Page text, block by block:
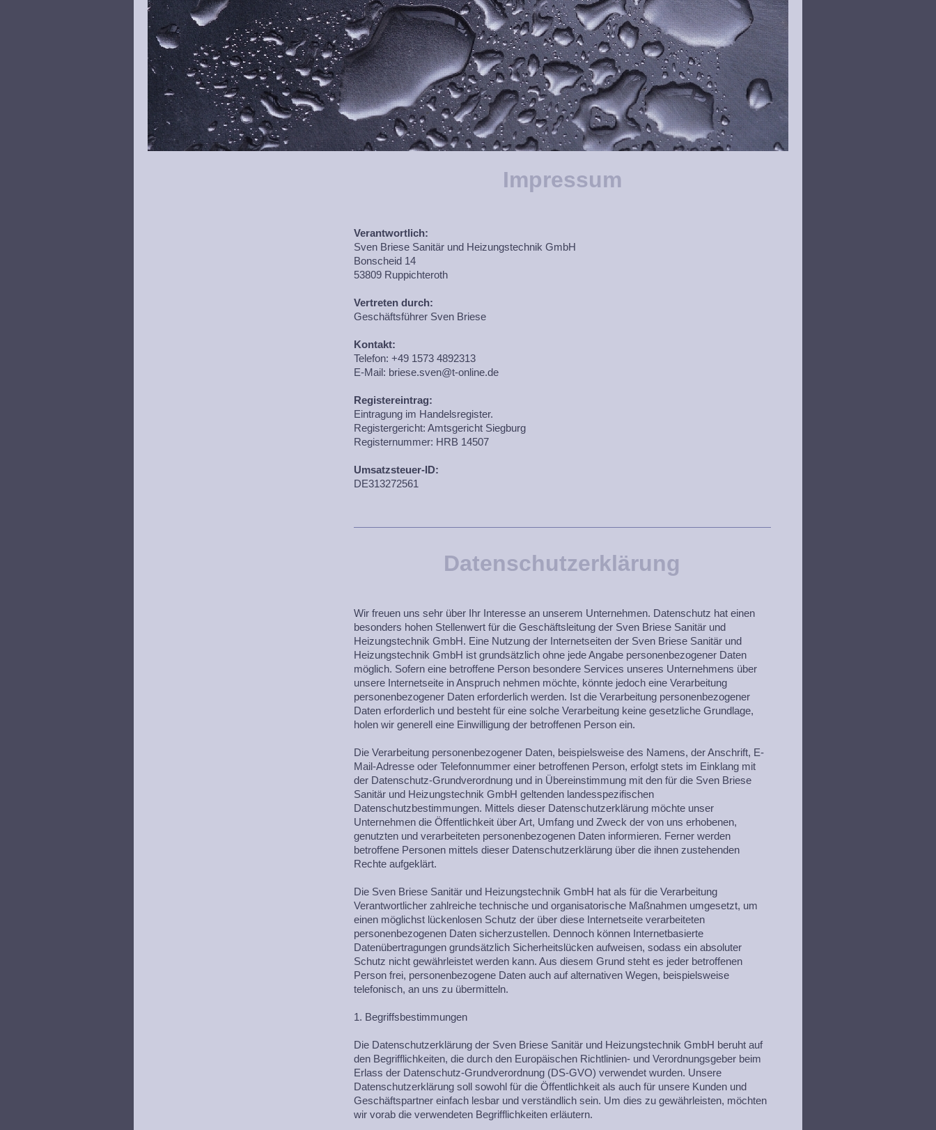
Impressum
Verantwortlich:
Sven Briese Sanitär und Heizungstechnik GmbH
Bonscheid 14
53809 Ruppichteroth
Vertreten durch:
Geschäftsführer Sven Briese
Kontakt:
Telefon: +49 1573 4892313
E-Mail: briese.sven@t-online.de
Registereintrag:
Eintragung im Handelsregister.
Registergericht: Amtsgericht Siegburg
Registernummer: HRB 14507
Umsatzsteuer-ID:
DE313272561
Datenschutzerklärung
Wir freuen uns sehr über Ihr Interesse an unserem Unternehmen. Datenschutz hat einen
besonders hohen Stellenwert für die Geschäftsleitung der Sven Briese Sanitär und
Heizungstechnik GmbH. Eine Nutzung der Internetseiten der Sven Briese Sanitär und
Heizungstechnik GmbH ist grundsätzlich ohne jede Angabe personenbezogener Daten
möglich. Sofern eine betroffene Person besondere Services unseres Unternehmens über
unsere Internetseite in Anspruch nehmen möchte, könnte jedoch eine Verarbeitung
personenbezogener Daten erforderlich werden. Ist die Verarbeitung personenbezogener
Daten erforderlich und besteht für eine solche Verarbeitung keine gesetzliche Grundlage,
holen wir generell eine Einwilligung der betroffenen Person ein.
Die Verarbeitung personenbezogener Daten, beispielsweise des Namens, der Anschrift, E-
Mail-Adresse oder Telefonnummer einer betroffenen Person, erfolgt stets im Einklang mit
der Datenschutz-Grundverordnung und in Übereinstimmung mit den für die Sven Briese
Sanitär und Heizungstechnik GmbH geltenden landesspezifischen
Datenschutzbestimmungen. Mittels dieser Datenschutzerklärung möchte unser
Unternehmen die Öffentlichkeit über Art, Umfang und Zweck der von uns erhobenen,
genutzten und verarbeiteten personenbezogenen Daten informieren. Ferner werden
betroffene Personen mittels dieser Datenschutzerklärung über die ihnen zustehenden
Rechte aufgeklärt.
Die Sven Briese Sanitär und Heizungstechnik GmbH hat als für die Verarbeitung
Verantwortlicher zahlreiche technische und organisatorische Maßnahmen umgesetzt, um
einen möglichst lückenlosen Schutz der über diese Internetseite verarbeiteten
personenbezogenen Daten sicherzustellen. Dennoch können Internetbasierte
Datenübertragungen grundsätzlich Sicherheitslücken aufweisen, sodass ein absoluter
Schutz nicht gewährleistet werden kann. Aus diesem Grund steht es jeder betroffenen
Person frei, personenbezogene Daten auch auf alternativen Wegen, beispielsweise
telefonisch, an uns zu übermitteln.
1. Begriffsbestimmungen
Die Datenschutzerklärung der Sven Briese Sanitär und Heizungstechnik GmbH beruht auf
den Begrifflichkeiten, die durch den Europäischen Richtlinien- und Verordnungsgeber beim
Erlass der Datenschutz-Grundverordnung (DS-GVO) verwendet wurden. Unsere
Datenschutzerklärung soll sowohl für die Öffentlichkeit als auch für unsere Kunden und
Geschäftspartner einfach lesbar und verständlich sein. Um dies zu gewährleisten, möchten
wir vorab die verwendeten Begrifflichkeiten erläutern.